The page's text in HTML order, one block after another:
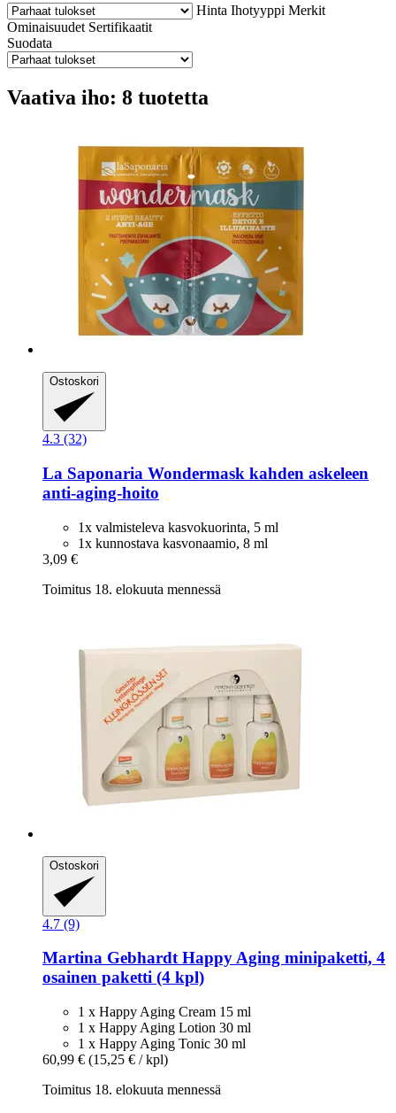
Hinta Ihotyyppi Merkit
Ominaisuudet Sertifikaatit
Suodata
Vaativa iho: 8 tuotetta
Ostoskori
4.3 (32)
La Saponaria Wondermask kahden askeleen
anti-​aging-​hoito
1x valmisteleva kasvokuorinta, 5 ml
1x kunnostava kasvonaamio, 8 ml
3,09 €
Toimitus 18. elokuuta mennessä
Ostoskori
4.7 (9)
Martina GebhardtHappy Aging minipaketti, 4
osainen paketti (4 kpl)
1 x Happy Aging Cream 15 ml
1 x Happy Aging Lotion 30 ml
1 x Happy Aging Tonic 30 ml
60,99 € (15,25 € / kpl)
Toimitus 18. elokuuta mennessä